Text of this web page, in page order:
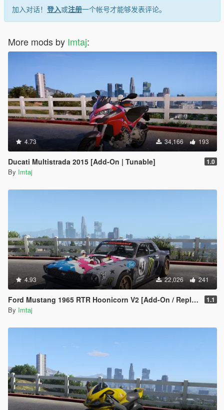
加入对话！ 登入或注册一个帐号才能够发表评论。
More mods by Imtaj:
4.73 34,166 193
Ducati Multistrada 2015 [Add-On | Tunable] 1.0
By Imtaj
4.93 22,026 241
Ford Mustang 1965 RTR Hoonicorn V2 [Add-On / Replace] 1.1
By Imtaj